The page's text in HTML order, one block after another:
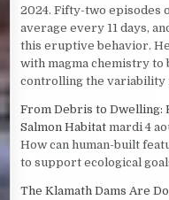
2024. Fifty-two episodes
average every 11 days,
this eruptive behavior.
with magma chemistry to
controlling the variability
From Debris to Dwelling:
Salmon Habitat mardi 4
How can human-built
to support ecological
The Klamath Dams Are